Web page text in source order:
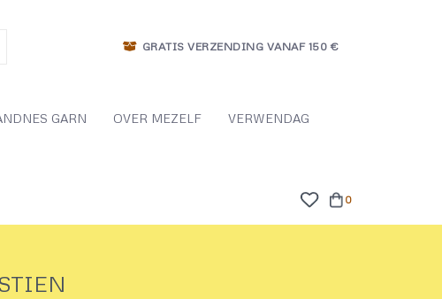
GRATIS VERZENDING VANAF 150 €
GARN OVER MEZELF VERWENDAG
0